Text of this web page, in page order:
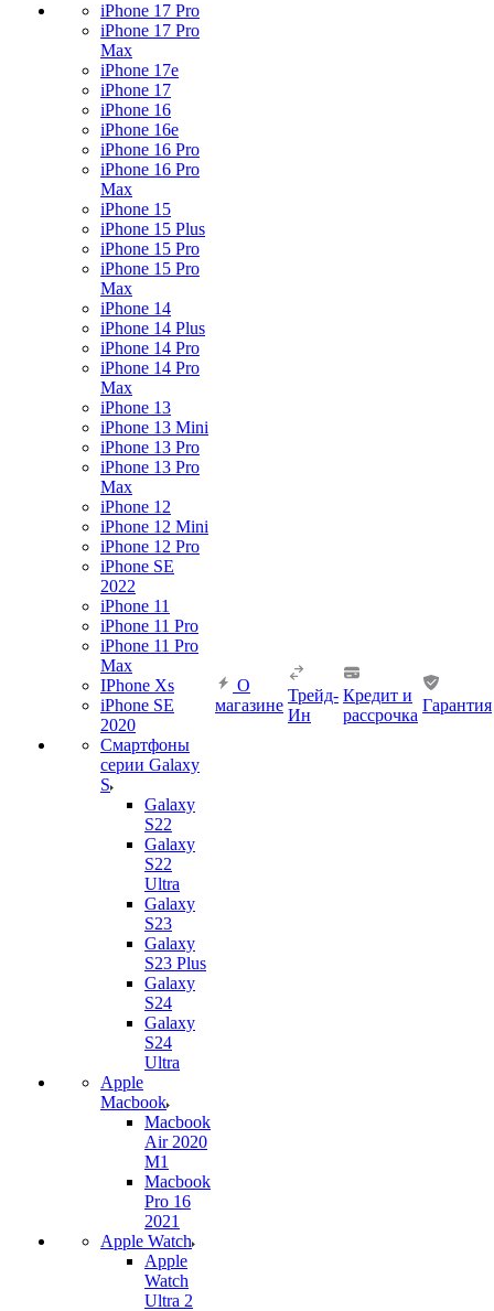
iPhone 17 Pro
iPhone 17 Pro
Max
iPhone 17e
iPhone 17
iPhone 16
iPhone 16e
iPhone 16 Pro
iPhone 16 Pro
Max
iPhone 15
iPhone 15 Plus
iPhone 15 Pro
iPhone 15 Pro
Max
iPhone 14
iPhone 14 Plus
iPhone 14 Pro
iPhone 14 Pro
Max
iPhone 13
iPhone 13 Mini
iPhone 13 Pro
iPhone 13 Pro
Max
iPhone 12
iPhone 12 Mini
iPhone 12 Pro
iPhone SE
2022
iPhone 11
iPhone 11 Pro
iPhone 11 Pro
Max
IPhone Xs
iPhone SE
2020
Смартфоны
серии Galaxy
S
Galaxy
S22
Galaxy
S22
Ultra
Galaxy
S23
Galaxy
S23 Plus
Galaxy
S24
Galaxy
S24
Ultra
Apple
Macbook
Macbook
Air 2020
M1
Macbook
Pro 16
2021
Apple Watch
Apple
Watch
Ultra 2
О
магазине
Трейд-
Ин
Кредит и
рассрочка
Гарантия